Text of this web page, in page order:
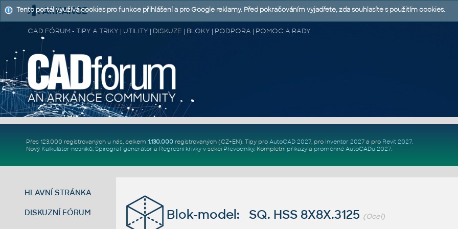
CAD FÓRUM - TIPY A TRIKY | UTILITY | DISKUZE | BLOKY | PODPORA | POMOC A RADY
Přes 123.000 registrovaných u nás, celkem 1.130.000registrovaných (CZ+EN). Tipy pro AutoCAD 2027, pro Inventor 2027a pro Revit 2027.
Nový Kalkulátor nosníků, Spirograf generátor a Regresní křivkyv sekci Převodníky. Kompletní příkazya proměnné AutoCADu 2027.
HLAVNÍ STRÁNKA
DISKUZNÍ FÓRUM Blok-model: SQ. HSS 8X8X.3125 (Ocel)
Tento portál využívá cookies pro funkce přihlášení a pro Google reklamy. Před pokračováním vyjadřete, zda souhlasíte s použitím cookies.